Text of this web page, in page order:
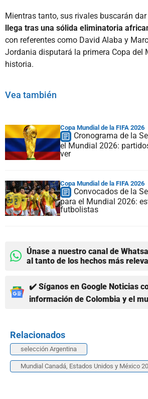
Mientras tanto, sus rivales buscarán
llega tras una sólida eliminatoria
con referentes como David Alaba y
Jordania disputará la primera Copa del
historia.
Vea también
Copa Mundial de la FIFA 2026
Cronograma de la
el Mundial 2026:
ver
Copa Mundial de la FIFA 2026
Convocados de la
para el Mundial 2026:
futbolistas
Únase a nuestro canal de
al tanto de los hechos más
✔️ Síganos en Google Noticias
información de Colombia y el
Relacionados
selección Argentina
Mundial Canadá, Estados Unidos y México